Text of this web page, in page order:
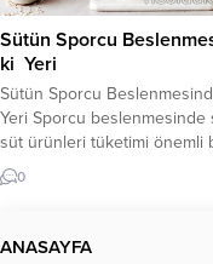
Sütün Sporcu
ki Yeri
Sütün Sporcu
Yeri Sporcu beslenmesinde
süt ürünleri tüketimi önemli
yere sahiptir. Bu ürünler
öncesi, sırası ve sonrasında
Faydaları Süt ve yarı katı süt
0
ANASAYFA